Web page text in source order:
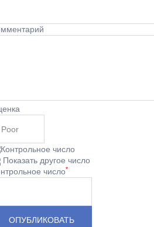
Показать другое число
число*